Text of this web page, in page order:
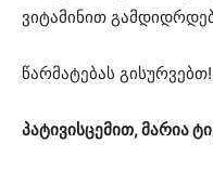
ვიტამინით
წარმატებას
პატივისცემით, მარია